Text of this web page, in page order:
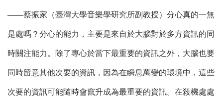
――蔡振家（臺灣大學音樂學研究所副教授）分心真的一無
是處嗎？分心的能力，主要是來自於大腦對於多方資訊的同
時關注能力。除了專心於當下最重要的資訊之外，大腦也要
同時留意其他次要的資訊，因為在瞬息萬變的環境中，這些
次要的資訊可能隨時會竄升成為最重要的資訊。在殺機處處